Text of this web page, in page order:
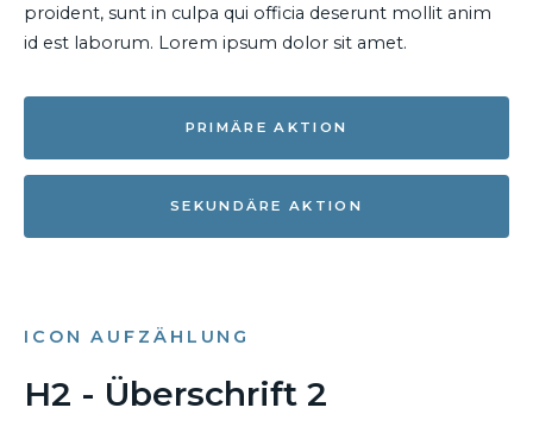
proident, sunt in culpa qui officia deserunt mollit anim
id est laborum. Lorem ipsum dolor sit amet.
PRIMÄRE AKTION
SEKUNDÄRE AKTION
ICON AUFZÄHLUNG
H2 - Überschrift 2